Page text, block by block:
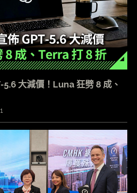
大減價！Luna 狂劈 8 成、